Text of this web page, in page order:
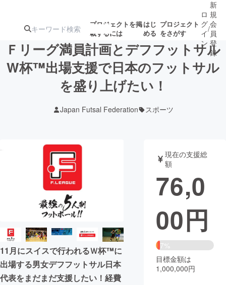
プロジェクトを掲
載するには
はじ
める
プロジェクト
をさがす
注目のリ 注目の新着プロ募集終了が近いプ
テクノロジー・ガジェット
映像・映画 書籍・雑誌
ビジネス・起業 チャレンジ
まちづくり・地域活性化
CAMPFIRE for Social Good
CAMPFIRE Creation
ロ
グ
イ
ン
/
新
規
会
員
登
録
Ｆリーグ満員計画とデフフットサル
W杯™出場支援で日本のフットサル
を盛り上げたい！
Japan Futsal Federation スポーツ
11月にスイスで行われるＷ杯™に
出場する男女デフフットサル日本
代表をまだまだ支援したい！経費
現在の支援総
額
76,0
00円
7%
目標金額は
1,000,000円